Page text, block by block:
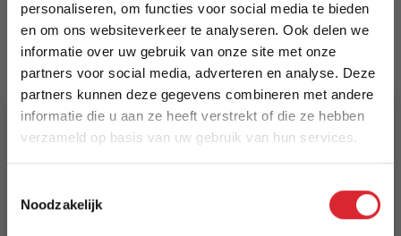
personaliseren, om functies voor social media te bieden
en om ons websiteverkeer te analyseren. Ook delen we
informatie over uw gebruik van onze site met onze
partners voor social media, adverteren en analyse. Deze
partners kunnen deze gegevens combineren met andere
informatie die u aan ze heeft verstrekt of die ze hebben
verzameld op basis van uw gebruik van hun services.
Noodzakelijk
Kleur
173
Maat
170 x 230 cm
Lengte